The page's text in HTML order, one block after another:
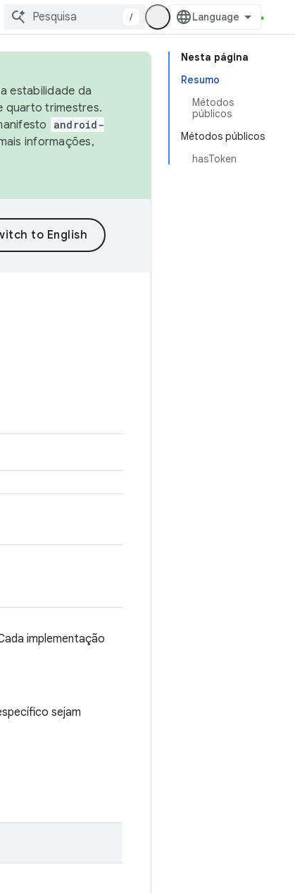
/
Nesta página
Resumo
Métodos
públicos
Métodos públicos
hasToken
estabilidade da
quarto trimestres.
android-
informações,
implementação
sejam